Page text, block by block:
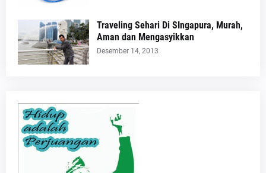
Traveling Sehari Di SIngapura, Murah,
Aman dan Mengasyikkan
Desember 14, 2013